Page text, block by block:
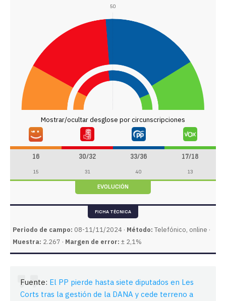
50
Mostrar/ocultar desglose por circunscripciones
16 30/32 33/36 17/18
15 31 40 13
EVOLUCIÓN
FICHA TÉCNICA
Periodo de campo: 08-11/11/2024 · Método: Telefónico, online ·
Muestra: 2.267 · Margen de error: ± 2,1%
Fuente: El PP pierde hasta siete diputados en Les
Corts tras la gestión de la DANA y cede terreno a